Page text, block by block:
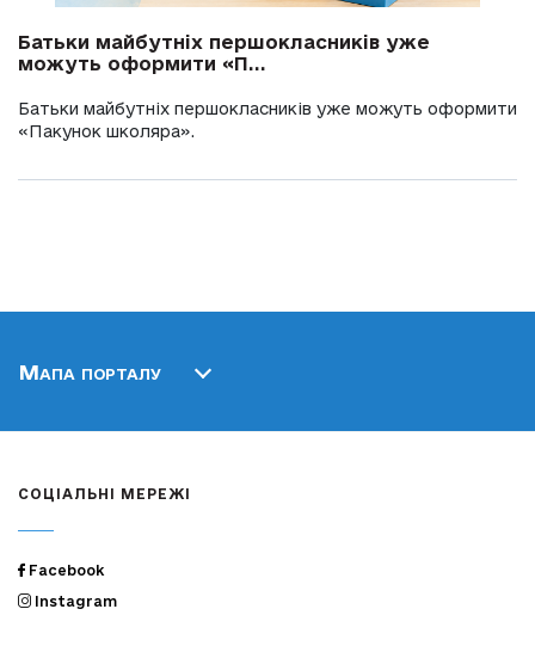
Батьки майбутніх першокласників уже
можуть оформити «П...
Батьки майбутніх першокласників уже можуть оформити
«Пакунок школяра».
Мапа порталу
СОЦІАЛЬНІ МЕРЕЖІ
Facebook
Instagram